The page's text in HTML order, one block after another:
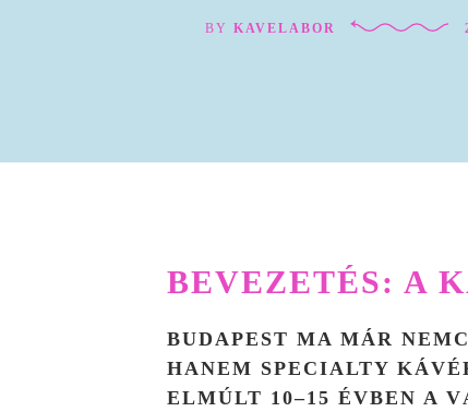
BY KAVELABOR
BEVEZETÉS: A
BUDAPEST MA MÁR
HANEM SPECIALTY
ELMÚLT 10–15 ÉVBEN A